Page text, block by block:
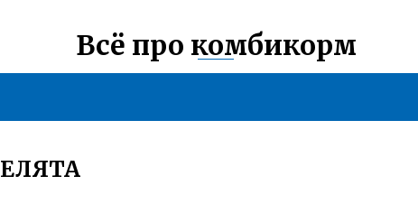
Всё про комбикорм